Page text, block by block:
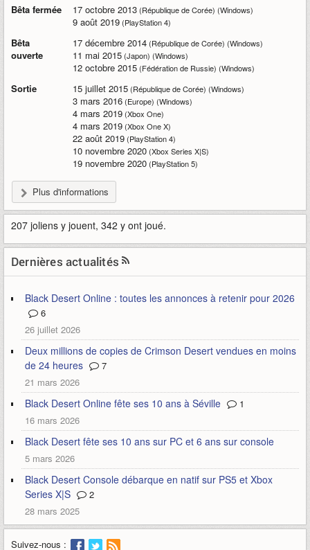
Bêta fermée 17 octobre 2013(République de Corée) (Windows)
9 août 2019(PlayStation 4)
Bêta
ouverte
17 décembre 2014(République de Corée) (Windows)
11 mai 2015(Japon) (Windows)
12 octobre 2015(Fédération de Russie) (Windows)
Sortie 15 juillet 2015(République de Corée) (Windows)
3 mars 2016(Europe) (Windows)
4 mars 2019(Xbox One)
4 mars 2019(Xbox One X)
22 août 2019(PlayStation 4)
10 novembre 2020(Xbox Series X|S)
19 novembre 2020(PlayStation 5)
Plus d'informations
207 joliens y jouent, 342 y ont joué.
Dernières actualités
Black Desert Online : toutes les annonces à retenir pour 2026
6
26 juillet 2026
Deux millions de copies de Crimson Desert vendues en moins
de 24 heures
7
21 mars 2026
Black Desert Online fête ses 10 ans à Séville
1
16 mars 2026
Black Desert fête ses 10 ans sur PC et 6 ans sur console
5 mars 2026
Black Desert Console débarque en natif sur PS5 et Xbox
Series X|S
2
28 mars 2025
Suivez-nous :